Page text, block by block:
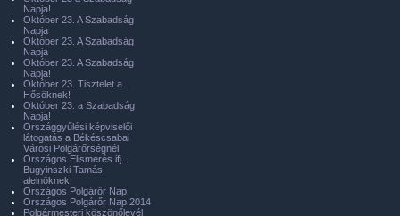
Napja!
Október 23. A Szabadság
Napja
Október 23. A Szabadság
Napja
Október 23. A Szabadság
Napja!
Október 23. Tisztelet a
Hősöknek!
Október 23. a Szabadság
Napja!
Országgyűlési képviselői
látogatás a Békéscsabai
Városi Polgárőrségnél
Országos Elismerés ifj.
Bugyinszki Tamás
alelnöknek
Országos Polgárőr Nap
Országos Polgárőr Nap 2014
Polgármesteri köszönőlevél